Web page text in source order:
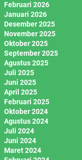
Februari 2026
Januari 2026
Desember 2025
November 2025
Oktober 2025
September 2025
Agustus 2025
Juli 2025
Juni 2025
April 2025
Februari 2025
Oktober 2024
Agustus 2024
Juli 2024
Juni 2024
Maret 2024